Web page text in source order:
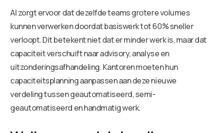
AI zorgt ervoor dat dezelfde teams grotere volumes
kunnen verwerken doordat basiswerk tot 60% sneller
verloopt. Dit betekent niet dat er minder werk is, maar dat
capaciteit verschuift naar advisory, analyse en
uitzonderingsafhandeling. Kantoren moeten hun
capaciteitsplanning aanpassen aan deze nieuwe
verdeling tussen geautomatiseerd, semi-
geautomatiseerd en handmatig werk.